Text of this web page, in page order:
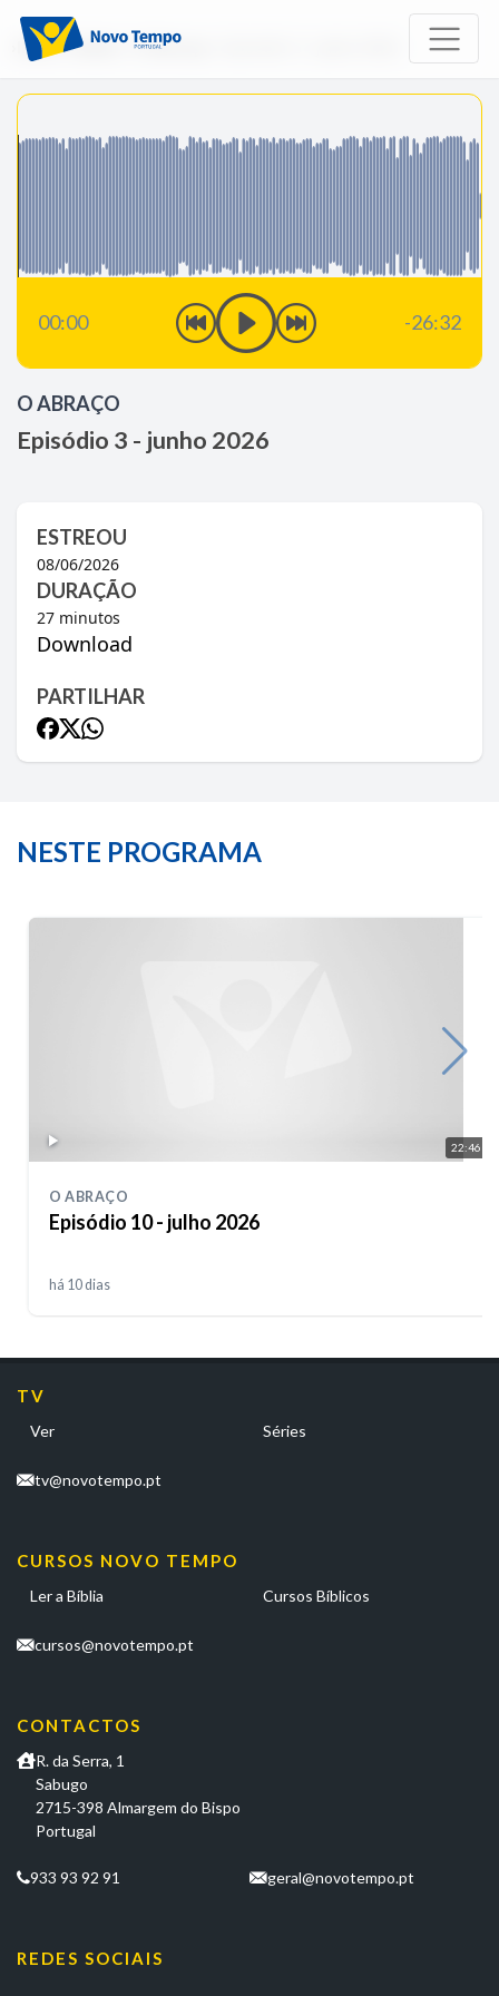
Início Rádio O Abraço
00:00 -26:32
O ABRAÇO
Episódio 3 - junho 2026
ESTREOU
08/06/2026
DURAÇÃO
27 minutos
Download
PARTILHAR
NESTE PROGRAMA
22:46
O ABRAÇO
Episódio 10 - julho 2026
há 10 dias
TV
Ver Séries
tv@novotempo.pt
CURSOS NOVO TEMPO
Ler a Bíblia Cursos Bíblicos
cursos@novotempo.pt
CONTACTOS
R. da Serra, 1
Sabugo
2715-398 Almargem do Bispo
Portugal
933 93 92 91 geral@novotempo.pt
REDES SOCIAIS